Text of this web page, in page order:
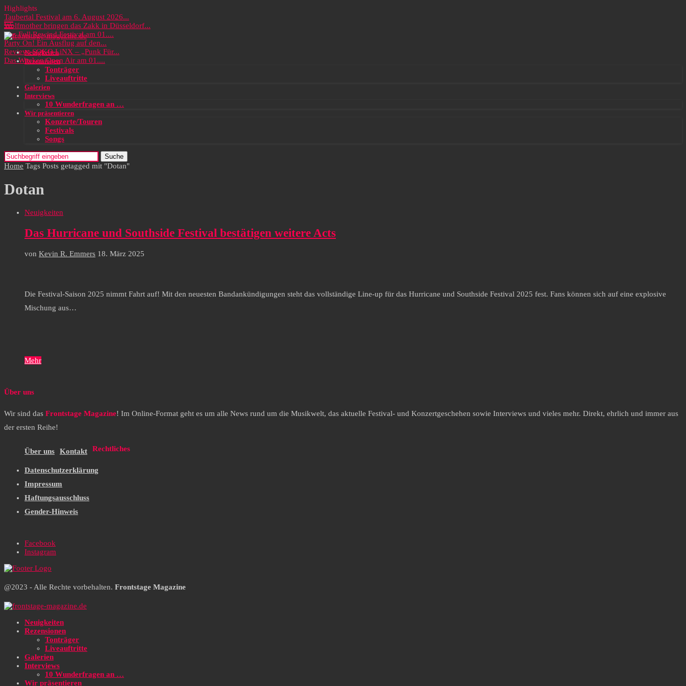
Highlights
Taubertal Festival am 6. August 2026...
Wolfmother bringen das Zakk in Düsseldorf...
Das Full Rewind Festival am 01....
Party On! Ein Ausflug auf den...
Review: SOKO LiNX – „Punk Für...
Das Wacken Open Air am 01....
Neuigkeiten
Rezensionen
Tonträger
Liveauftritte
Galerien
Interviews
10 Wunderfragen an …
Wir präsentieren
Konzerte/Touren
Festivals
Songs
Suche
Home Tags Posts getagged mit "Dotan"
Dotan
Neuigkeiten
Das Hurricane und Southside Festival bestätigen weitere Acts
von Kevin R. Emmers 18. März 2025
Die Festival-Saison 2025 nimmt Fahrt auf! Mit den neuesten Bandankündigungen steht das vollständige Line-up für das Hurricane und Southside Festival 2025 fest. Fans können sich auf eine explosive
Mischung aus…
Mehr
Über uns
Wir sind das Frontstage Magazine! Im Online-Format geht es um alle News rund um die Musikwelt, das aktuelle Festival- und Konzertgeschehen sowie Interviews und vieles mehr. Direkt, ehrlich und immer aus
der ersten Reihe!
Über uns Kontakt Rechtliches
Datenschutzerklärung
Impressum
Haftungsausschluss
Gender-Hinweis
Facebook
Instagram
@2023 - Alle Rechte vorbehalten. Frontstage Magazine
Neuigkeiten
Rezensionen
Tonträger
Liveauftritte
Galerien
Interviews
10 Wunderfragen an …
Wir präsentieren